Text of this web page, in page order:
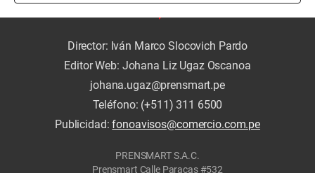
Director: Iván Marco Slocovich Pardo
Editor Web: Johana Liz Ugaz Oscanoa
johana.ugaz@prensmart.pe
Teléfono: (+511) 311 6500
Publicidad:fonoavisos@comercio.com.pe
PRENSMART S.A.C.
Prensmart Calle Paracas #532